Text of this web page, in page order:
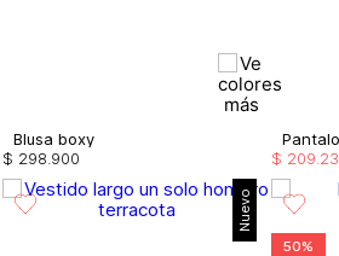
Blusa boxy
$ 298.900 $ 209.
Nuevo
50%